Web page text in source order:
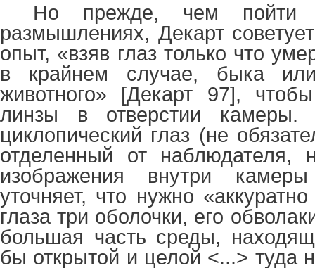
Но прежде, чем пойти
размышлениях, Декарт
опыт, «взяв глаз только что
в крайнем случае, быка или
животного» [Декарт 97],
линзы в отверстии
циклопический глаз (не
отделенный от наблюдателя,
изображения внутри
уточняет, что нужно
глаза три оболочки, его
большая часть среды,
бы открытой и целой <...> туда